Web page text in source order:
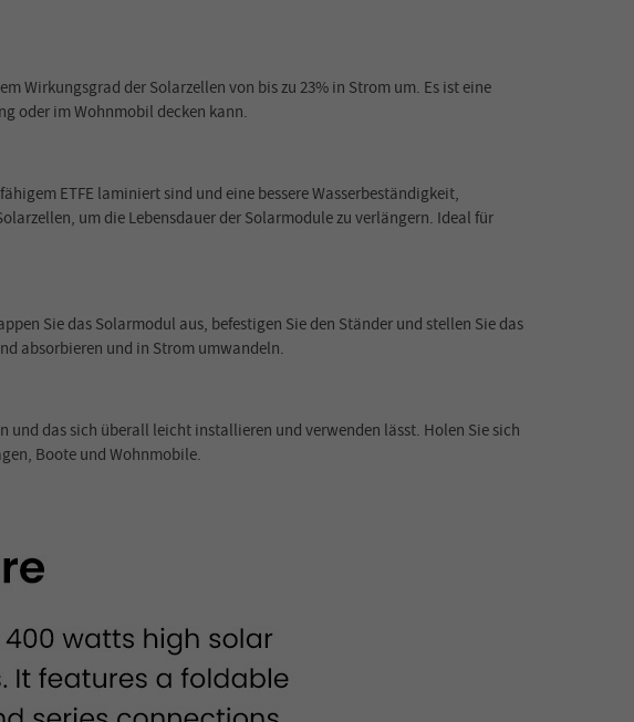
Wirkungsgrad der Solarzellen von bis zu 23% in Strom um. Es ist eine
oder im Wohnmobil decken kann.
ETFE laminiert sind und eine bessere Wasserbeständigkeit,
um die Lebensdauer der Solarmodule zu verlängern. Ideal für
Sie das Solarmodul aus, befestigen Sie den Ständer und stellen Sie das
absorbieren und in Strom umwandeln.
und das sich überall leicht installieren und verwenden lässt. Holen Sie sich
Boote und Wohnmobile.